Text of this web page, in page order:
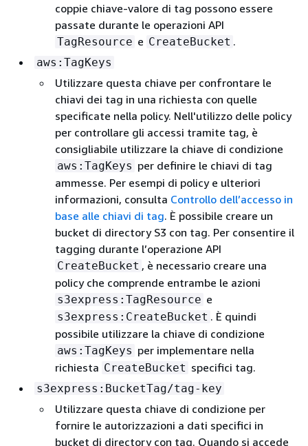
coppie chiave-valore di tag possono essere
passate durante le operazioni API
TagResource e CreateBucket .
aws:TagKeys
Utilizzare questa chiave per confrontare le
chiavi dei tag in una richiesta con quelle
specificate nella policy. Nell'utilizzo delle policy
per controllare gli accessi tramite tag, è
consigliabile utilizzare la chiave di condizione
aws:TagKeys per definire le chiavi di tag
ammesse. Per esempi di policy e ulteriori
informazioni, consulta Controllo dell’accesso in
base alle chiavi di tag. È possibile creare un
bucket di directory S3 con tag. Per consentire il
tagging durante l’operazione API
CreateBucket , è necessario creare una
policy che comprende entrambe le azioni
s3express:TagResource e
s3express:CreateBucket . È quindi
possibile utilizzare la chiave di condizione
aws:TagKeys per implementare nella
richiesta CreateBucket specifici tag.
s3express:BucketTag/tag-key
Utilizzare questa chiave di condizione per
fornire le autorizzazioni a dati specifici in
bucket di directory con tag. Quando si accede